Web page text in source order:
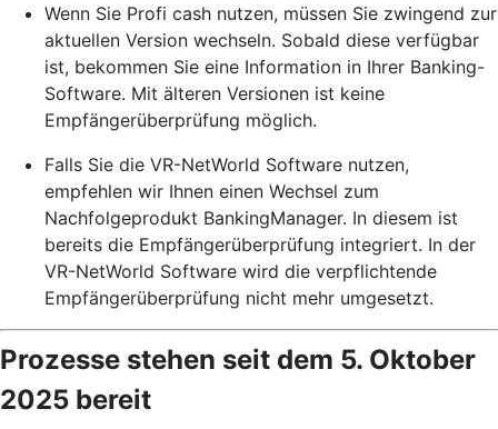
Wenn Sie Profi cash nutzen, müssen Sie zwingend zur
aktuellen Version wechseln. Sobald diese verfügbar
ist, bekommen Sie eine Information in Ihrer Banking-
Software. Mit älteren Versionen ist keine
Empfängerüberprüfung möglich.
Falls Sie die VR-NetWorld Software nutzen,
empfehlen wir Ihnen einen Wechsel zum
Nachfolgeprodukt BankingManager. In diesem ist
bereits die Empfängerüberprüfung integriert. In der
VR-NetWorld Software wird die verpflichtende
Empfängerüberprüfung nicht mehr umgesetzt.
Prozesse stehen seit dem 5. Oktober
2025 bereit